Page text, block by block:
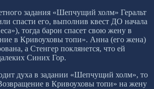
задания «Шепчущий холм» Геральт
спасти его, выполнив квест ДО начала
тогда барон спасет свою жену в
в Кривоуховы топи». Анна (его жена)
а Стенгер поклянется, что ей
Синих Гор.
духа в задании «Шепчущий холм», то
в Кривоуховы топи» на жену